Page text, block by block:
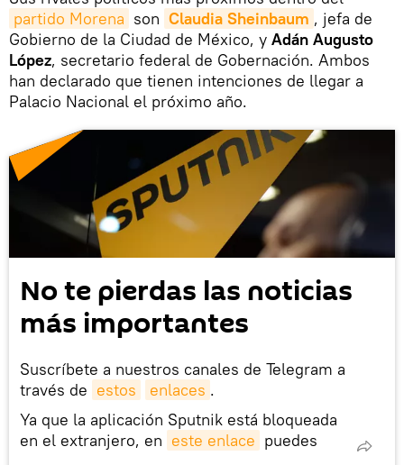
partido Morena son Claudia Sheinbaum , jefa de
Gobierno de la Ciudad de México, y Adán Augusto
López, secretario federal de Gobernación. Ambos
han declarado que tienen intenciones de llegar a
Palacio Nacional el próximo año.
No te pierdas las noticias
más importantes
Suscríbete a nuestros canales de Telegram a
través de estos enlaces .
Ya que la aplicación Sputnik está bloqueada
en el extranjero, en este enlace puedes